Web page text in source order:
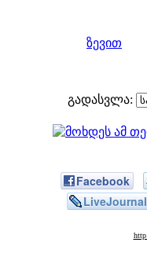
ზევით
გადასვლა:
Facebook
LiveJournal